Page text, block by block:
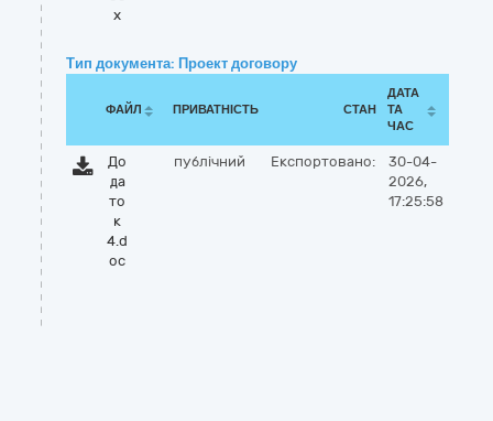
x
Тип документа: Проект договору
ФАЙЛ ПРИВАТНІСТЬ СТАН
ДАТА
ТА
ЧАС
До
да
то
к
4.d
oc
публічний Експортовано:
30-04-
2026,
17:25:58